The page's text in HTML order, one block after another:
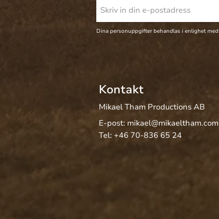
Dina personuppgifter behandlas i enlighet
Kontakt
Mikael Tham Productions AB
E-post: mikael@mikaeltham.com
Tel: +46 70-836 65 24